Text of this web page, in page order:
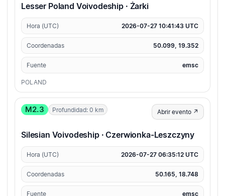
Lesser Poland Voivodeship · Żarki
Hora (UTC) 2026-07-27 10:41:43 UTC
Coordenadas 50.099, 19.352
Fuente emsc
POLAND
M2.3 Profundidad: 0 km Abrir evento ↗
Silesian Voivodeship · Czerwionka-Leszczyny
Hora (UTC) 2026-07-27 06:35:12 UTC
Coordenadas 50.165, 18.748
Fuente emsc